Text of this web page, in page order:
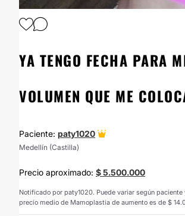
YA TENGO FECHA PARA
VOLUMEN QUE ME
Paciente: paty1020
Medellín (Castilla)
Precio aproximado: $ 5.500.000
Notificado por paty1020. Puede variar según
precio medio de Mamoplastia de aumento es de $